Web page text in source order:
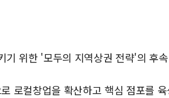
기 위한 '모두의 지역상권 전략'의 후
로컬창업을 확산하고 핵심 점포를